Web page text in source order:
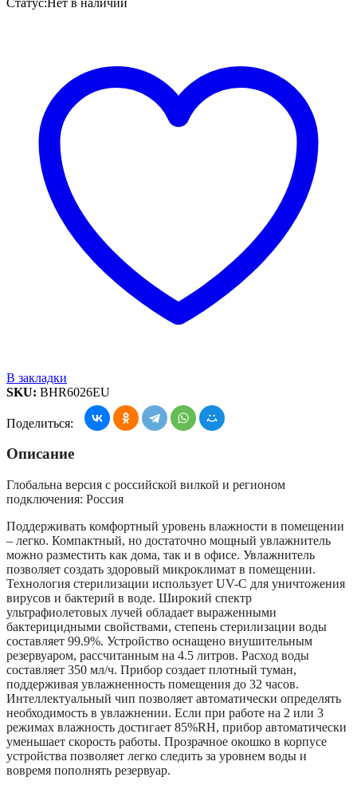
В закладки
SKU: BHR6026EU
Поделиться:
Описание
Глобальна версия с российской вилкой и регионом
подключения: Россия
Поддерживать комфортный уровень влажности в помещении
– легко. Компактный, но достаточно мощный увлажнитель
можно разместить как дома, так и в офисе. Увлажнитель
позволяет создать здоровый микроклимат в помещении.
Технология стерилизации использует UV-C для уничтожения
вирусов и бактерий в воде. Широкий спектр
ультрафиолетовых лучей обладает выраженными
бактерицидными свойствами, степень стерилизации воды
составляет 99.9%. Устройство оснащено внушительным
резервуаром, рассчитанным на 4.5 литров. Расход воды
составляет 350 мл/ч. Прибор создает плотный туман,
поддерживая увлажненность помещения до 32 часов.
Интеллектуальный чип позволяет автоматически определять
необходимость в увлажнении. Если при работе на 2 или 3
режимах влажность достигает 85%RH, прибор автоматически
уменьшает скорость работы. Прозрачное окошко в корпусе
устройства позволяет легко следить за уровнем воды и
вовремя пополнять резервуар.